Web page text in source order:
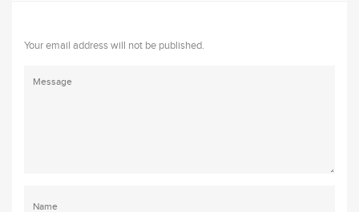
Your email address will not be published.